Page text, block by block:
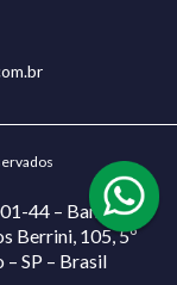
44 – Banco
Berrini, 105, 5º
SP – Brasil